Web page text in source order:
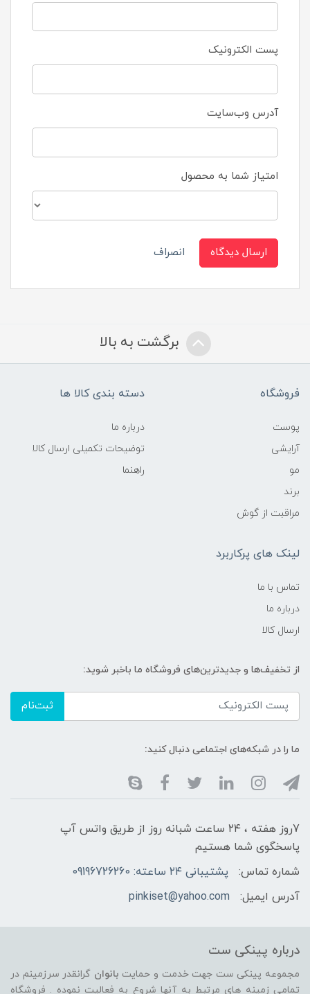
پست الکترونیک
آدرس وب‌سایت
امتیاز شما به محصول
ارسال دیدگاه انصراف
برگشت به بالا
فروشگاه
پوست
آرایشی
مو
برند
مراقبت از گوش
دسته بندی کالا ها
درباره ما
توضیحات تکمیلی ارسال کالا
راهنما
لینک های پرکاربرد
تماس با ما
درباره ما
ارسال کالا
از تخفیف‌ها و جدیدترین‌های فروشگاه ما باخبر شوید:
ثبت‌نام
ما را در شبکه‌های اجتماعی دنبال کنید:
7روز هفته ، ۲۴ ساعت شبانه‌ روز از طریق واتس آپ
پاسخگوی شما هستیم
شماره تماس:
پشتیبانی ۲۴ ساعته: 09196726260
آدرس ایمیل:
pinkiset@yahoo.com
درباره پینکی ست
مجموعه پینکی ست جهت خدمت و حمایت بانوان گرانقدر سرزمینم در
تمامی زمینه های مرتبط به آنها شروع به فعالیت نموده . فروشگاه